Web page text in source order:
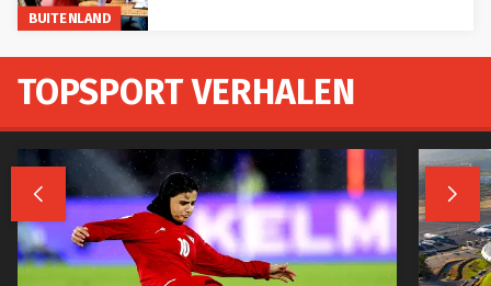
BUITENLAND
TOPSPORT VERHALEN
 